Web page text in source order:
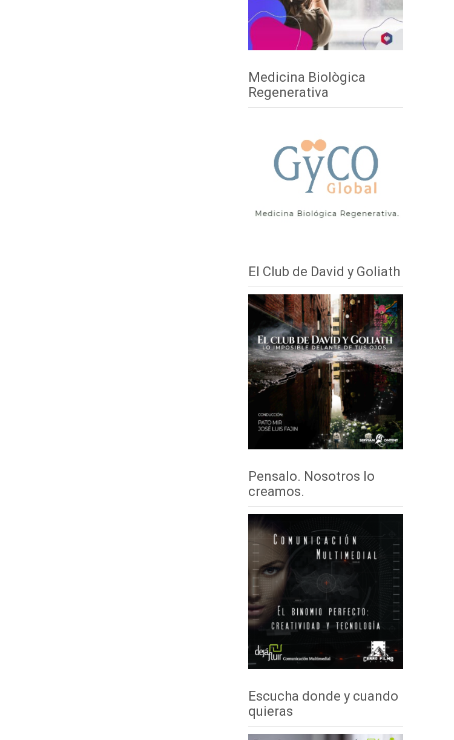
Medicina Biològica
Regenerativa
El Club de David y Goliath
Pensalo. Nosotros lo
creamos.
Escucha donde y cuando
quieras